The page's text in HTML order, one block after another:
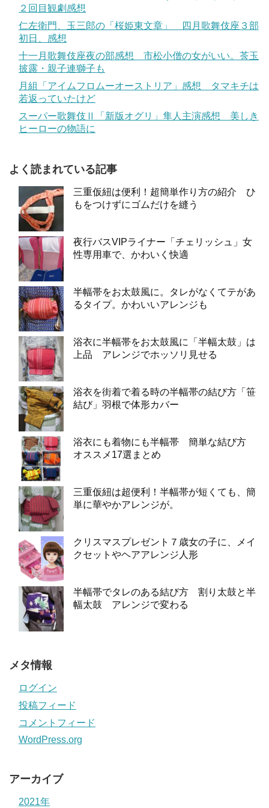
２回目観劇感想
仁左衛門、玉三郎の「桜姫東文章」 四月歌舞伎座３部
初日、感想
十一月歌舞伎座夜の部感想 市松小僧の女がいい。莟玉
披露・親子連獅子も
月組「アイムフロムーオーストリア」感想 タマキチは
若返っていたけど
スーパー歌舞伎Ⅱ「新版オグリ」隼人主演感想 美しき
ヒーローの物語に
よく読まれている記事
三重仮紐は便利！超簡単作り方の紹介 ひ
もをつけずにゴムだけを縫う
夜行バスVIPライナー「チェリッシュ」女
性専用車で、かわいく快適
半幅帯をお太鼓風に。タレがなくてテがあ
るタイプ。かわいいアレンジも
浴衣に半幅帯をお太鼓風に「半幅太鼓」は
上品 アレンジでホッソリ見せる
浴衣を街着で着る時の半幅帯の結び方「笹
結び」羽根で体形カバー
浴衣にも着物にも半幅帯 簡単な結び方
オススメ17選まとめ
三重仮紐は超便利！半幅帯が短くても、簡
単に華やかアレンジが。
クリスマスプレゼント７歳女の子に、メイ
クセットやヘアアレンジ人形
半幅帯でタレのある結び方 割り太鼓と半
幅太鼓 アレンジで変わる
メタ情報
ログイン
投稿フィード
コメントフィード
WordPress.org
アーカイブ
2021年